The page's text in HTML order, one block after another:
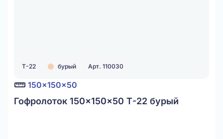
Т-22 бурый Арт. 110030
150x150x50
Гофролоток 150x150x50 Т-22 бурый